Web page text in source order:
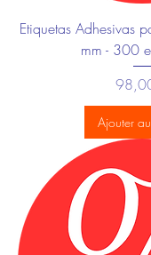
Etiquetas Adhesivas
mm - 300
Prix
Ajouter